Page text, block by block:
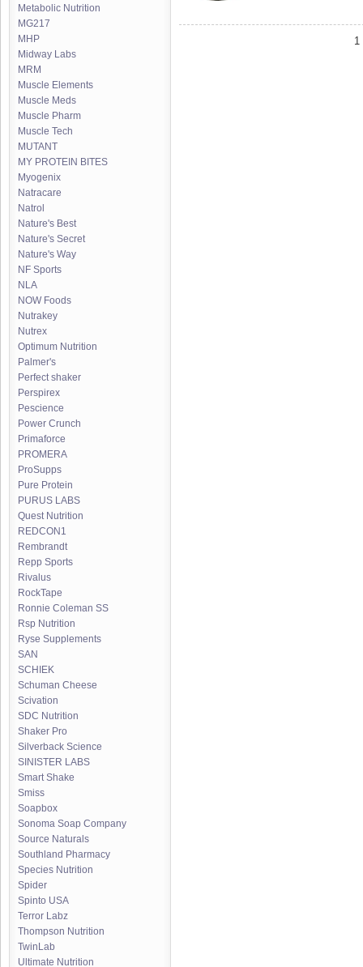
Metabolic Nutrition
MG217
MHP
Midway Labs
MRM
Muscle Elements
Muscle Meds
Muscle Pharm
Muscle Tech
MUTANT
MY PROTEIN BITES
Myogenix
Natracare
Natrol
Nature's Best
Nature's Secret
Nature's Way
NF Sports
NLA
NOW Foods
Nutrakey
Nutrex
Optimum Nutrition
Palmer's
Perfect shaker
Perspirex
Pescience
Power Crunch
Primaforce
PROMERA
ProSupps
Pure Protein
PURUS LABS
Quest Nutrition
REDCON1
Rembrandt
Repp Sports
Rivalus
RockTape
Ronnie Coleman SS
Rsp Nutrition
Ryse Supplements
SAN
SCHIEK
Schuman Cheese
Scivation
SDC Nutrition
Shaker Pro
Silverback Science
SINISTER LABS
Smart Shake
Smiss
Soapbox
Sonoma Soap Company
Source Naturals
Southland Pharmacy
Species Nutrition
Spider
Spinto USA
Terror Labz
Thompson Nutrition
TwinLab
Ultimate Nutrition
1